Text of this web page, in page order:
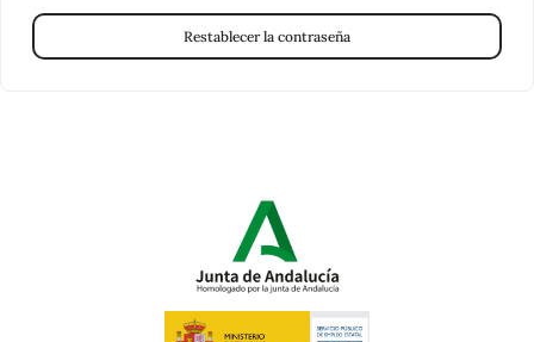
Restablecer la contraseña